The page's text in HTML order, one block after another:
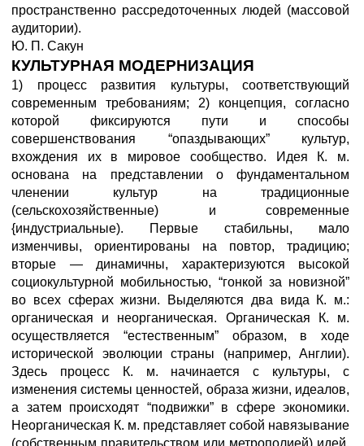
пространственно рассредоточенных людей (массовой
аудитории).
Ю. П. Сакун
КУЛЬТУРНАЯ МОДЕРНИЗАЦИЯ
1) процесс развития культуры, соответствующий
современным требованиям; 2) концепция, согласно
которой фиксируются пути и способы
совершенствования “опаздывающих” культур,
вхождения их в мировое сообщество. Идея К. м.
основана на представлении о фундаментальном
членении культур на традиционные
(сельскохозяйственные) и современные
{индустриальные). Первые стабильны, мало
изменчивы, ориентированы на повтор, традицию;
вторые — динамичны, характеризуются высокой
социокультурной мобильностью, “гонкой за новизной”
во всех сферах жизни. Выделяются два вида К. м.:
органическая и неорганическая. Органическая К. м.
осуществляется “естественным” образом, в ходе
исторической эволюции страны (например, Англии).
Здесь процесс К. м. начинается с культуры, с
изменения системы ценностей, образа жизни, идеалов,
а затем происходят “подвижки” в сфере экономики.
Неорганическая К. м. представляет собой навязывание
(собственным правительством или метрополией) идей,